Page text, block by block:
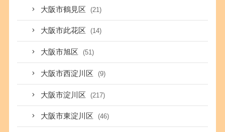
大阪市鶴見区 (21)
大阪市此花区 (14)
大阪市旭区 (51)
大阪市西淀川区 (9)
大阪市淀川区 (217)
大阪市東淀川区 (46)